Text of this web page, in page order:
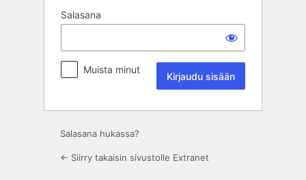
Salasana
Muista minut
Salasana hukassa?
← Siirry takaisin sivustolle Extranet